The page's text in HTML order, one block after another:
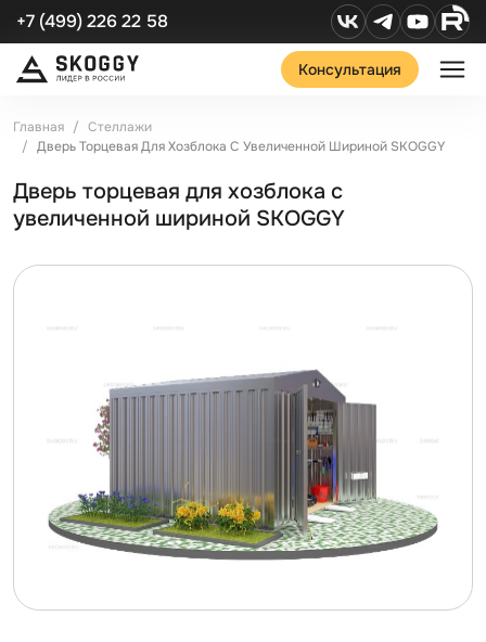
+7 (499) 226 22 58
Консультация
Главная
Стеллажи
Дверь Торцевая Для Хозблока С Увеличенной Шириной SKOGGY
Дверь торцевая для хозблока с
увеличенной шириной SKOGGY